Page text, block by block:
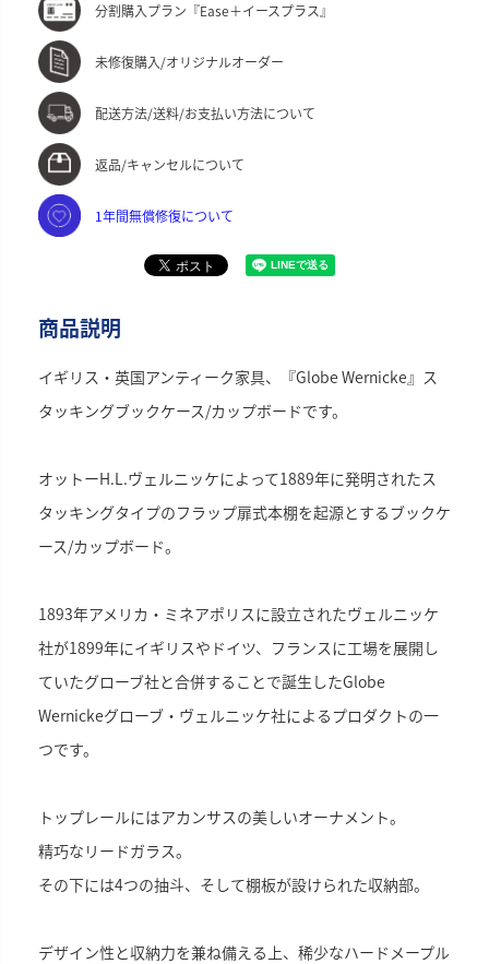
分割購入プラン『Ease＋イースプラス』
未修復購入/オリジナルオーダー
配送方法/送料/お支払い方法について
返品/キャンセルについて
1年間無償修復について
商品説明
イギリス・英国アンティーク家具、『Globe Wernicke』ス
タッキングブックケース/カップボードです。
オットーH.L.ヴェルニッケによって1889年に発明されたス
タッキングタイプのフラップ扉式本棚を起源とするブックケ
ース/カップボード。
1893年アメリカ・ミネアポリスに設立されたヴェルニッケ
社が1899年にイギリスやドイツ、フランスに工場を展開し
ていたグローブ社と合併することで誕生したGlobe
Wernickeグローブ・ヴェルニッケ社によるプロダクトの一
つです。
トップレールにはアカンサスの美しいオーナメント。
精巧なリードガラス。
その下には4つの抽斗、そして棚板が設けられた収納部。
デザイン性と収納力を兼ね備える上、稀少なハードメープル